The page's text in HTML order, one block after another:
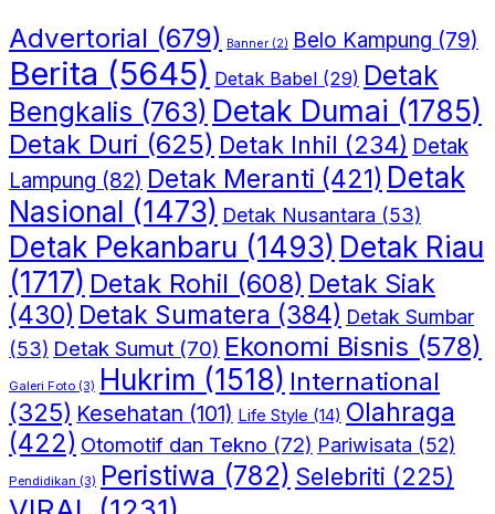
Advertorial (679) Banner (2) Belo Kampung (79)
Berita (5645) Detak Babel (29) Detak
Bengkalis (763) Detak Dumai (1785)
Detak Duri (625) Detak Inhil (234) Detak
Lampung (82) Detak Meranti (421) Detak
Nasional (1473) Detak Nusantara (53)
Detak Pekanbaru (1493) Detak Riau
(1717) Detak Rohil (608) Detak Siak
(430) Detak Sumatera (384) Detak Sumbar
(53) Detak Sumut (70) Ekonomi Bisnis (578)
Galeri Foto (3) Hukrim (1518) International
(325) Kesehatan (101) Life Style (14) Olahraga
(422) Otomotif dan Tekno (72) Pariwisata (52)
Pendidikan (3) Peristiwa (782) Selebriti (225)